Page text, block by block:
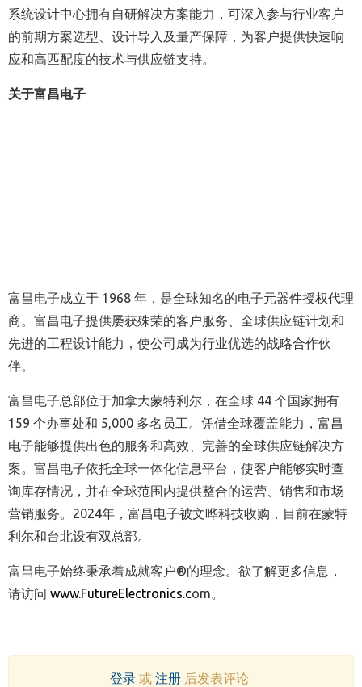
系统设计中心拥有自研解决方案能力，可深入参与行业客户
的前期方案选型、设计导入及量产保障，为客户提供快速响
应和高匹配度的技术与供应链支持。
关于富昌电子
富昌电子成立于 1968 年，是全球知名的电子元器件授权代理
商。富昌电子提供屡获殊荣的客户服务、全球供应链计划和
先进的工程设计能力，使公司成为行业优选的战略合作伙
伴。
富昌电子总部位于加拿大蒙特利尔，在全球 44 个国家拥有
159 个办事处和 5,000 多名员工。凭借全球覆盖能力，富昌
电子能够提供出色的服务和高效、完善的全球供应链解决方
案。富昌电子依托全球一体化信息平台，使客户能够实时查
询库存情况，并在全球范围内提供整合的运营、销售和市场
营销服务。2024年，富昌电子被文晔科技收购，目前在蒙特
利尔和台北设有双总部。
富昌电子始终秉承着成就客户®的理念。欲了解更多信息，
请访问 www.FutureElectronics.com。
登录或 注册后发表评论